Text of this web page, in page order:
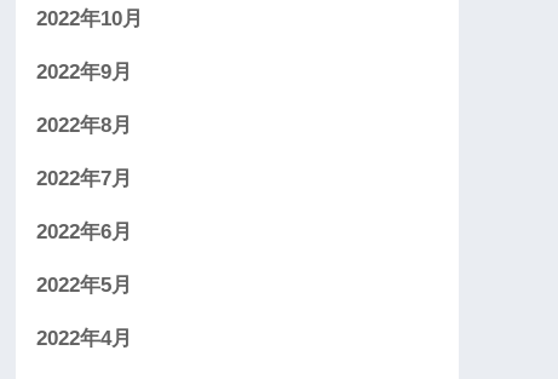
2022年10月
2022年9月
2022年8月
2022年7月
2022年6月
2022年5月
2022年4月